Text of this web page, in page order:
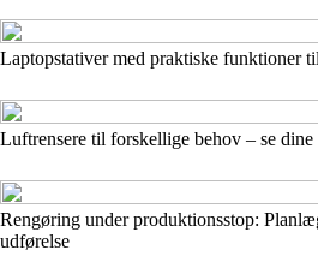
Laptopstativer med praktiske funktioner
Luftrensere til forskellige behov – se
Rengøring under produktionsstop:
udførelse